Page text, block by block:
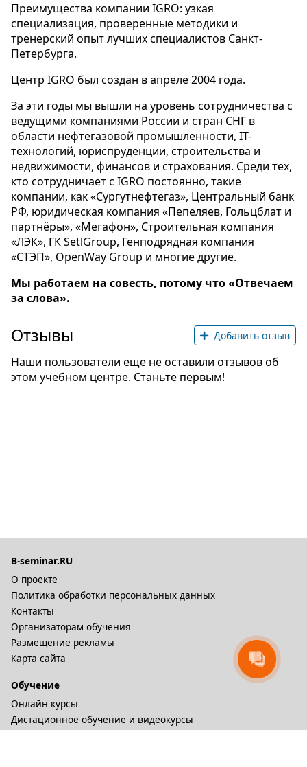
Преимущества компании IGRO: узкая
специализация, проверенные методики и
тренерский опыт лучших специалистов Санкт-
Петербурга.
Центр IGRO был создан в апреле 2004 года.
За эти годы мы вышли на уровень сотрудничества с
ведущими компаниями России и стран СНГ в
области нефтегазовой промышленности, IT-
технологий, юриспруденции, строительства и
недвижимости, финансов и страхования. Среди тех,
кто сотрудничает с IGRO постоянно, такие
компании, как «Сургутнефтегаз», Центральный банк
РФ, юридическая компания «Пепеляев, Гольцблат и
партнёры», «Мегафон», Строительная компания
«ЛЭК», ГК SetlGroup, Генподрядная компания
«СТЭП», OpenWay Group и многие другие.
Мы работаем на совесть, потому что «Отвечаем
за слова».
Отзывы Добавить отзыв
Наши пользователи еще не оставили отзывов об
этом учебном центре. Станьте первым!
B-seminar.RU
О проекте
Политика обработки персональных данных
Контакты
Организаторам обучения
Размещение рекламы
Карта сайта
Обучение
Онлайн курсы
Дистационное обучение и видеокурсы